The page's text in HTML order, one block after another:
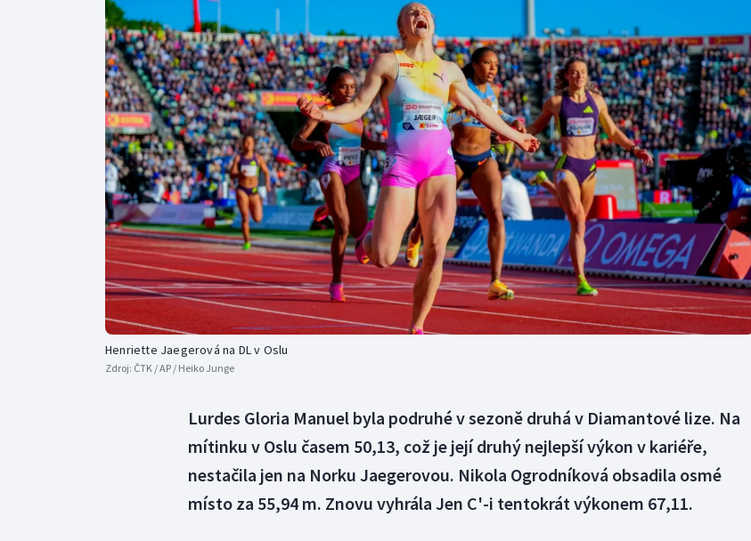
Curling
Dostihy
Florbal
Futsal
Golf
Gymnastika
Motorsport
Olympijské hry
Parasport
Plavání
Plážový volejbal
Veslování
Vodní slalom
Volejbal
Ostatní
Henriette Jaegerová na DL v Oslu
Zdroj: ČTK / AP / Heiko Junge
Lurdes Gloria Manuel byla podruhé v sezoně druhá v Diamantové lize. Na
mítinku v Oslu časem 50,13, což je její druhý nejlepší výkon v kariéře,
nestačila jen na Norku Jaegerovou. Nikola Ogrodníková obsadila osmé
místo za 55,94 m. Znovu vyhrála Jen C'-i tentokrát výkonem 67,11.